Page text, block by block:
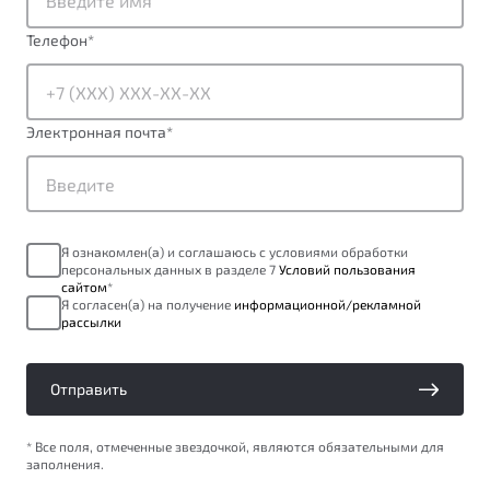
Яркий кроссовер
от 2 219 990 ₽*
Обзор
S50
Элегантный и практичный седан
Автокредит
Трейд-ин
Страхование
Расчет КАСКО
Узнайте о специальных выгодах при покупке
ПОДДЕРЖКА
Гарантия Belgee
Belgee Линк
Belgee Клуб
Belgee Плюс
Клиентская поддержка
Помощь на дорогах
О дилерском центре
Правовая информация
Телефон*
Электронная почта*
Я ознакомлен(а) и соглашаюсь с условиями обработки
персональных данных в разделе 7 Условий пользования
сайтом*
Я согласен(а) на получение информационной/рекламной
рассылки
Отправить
* Все поля, отмеченные звездочкой, являются обязательными для
заполнения.